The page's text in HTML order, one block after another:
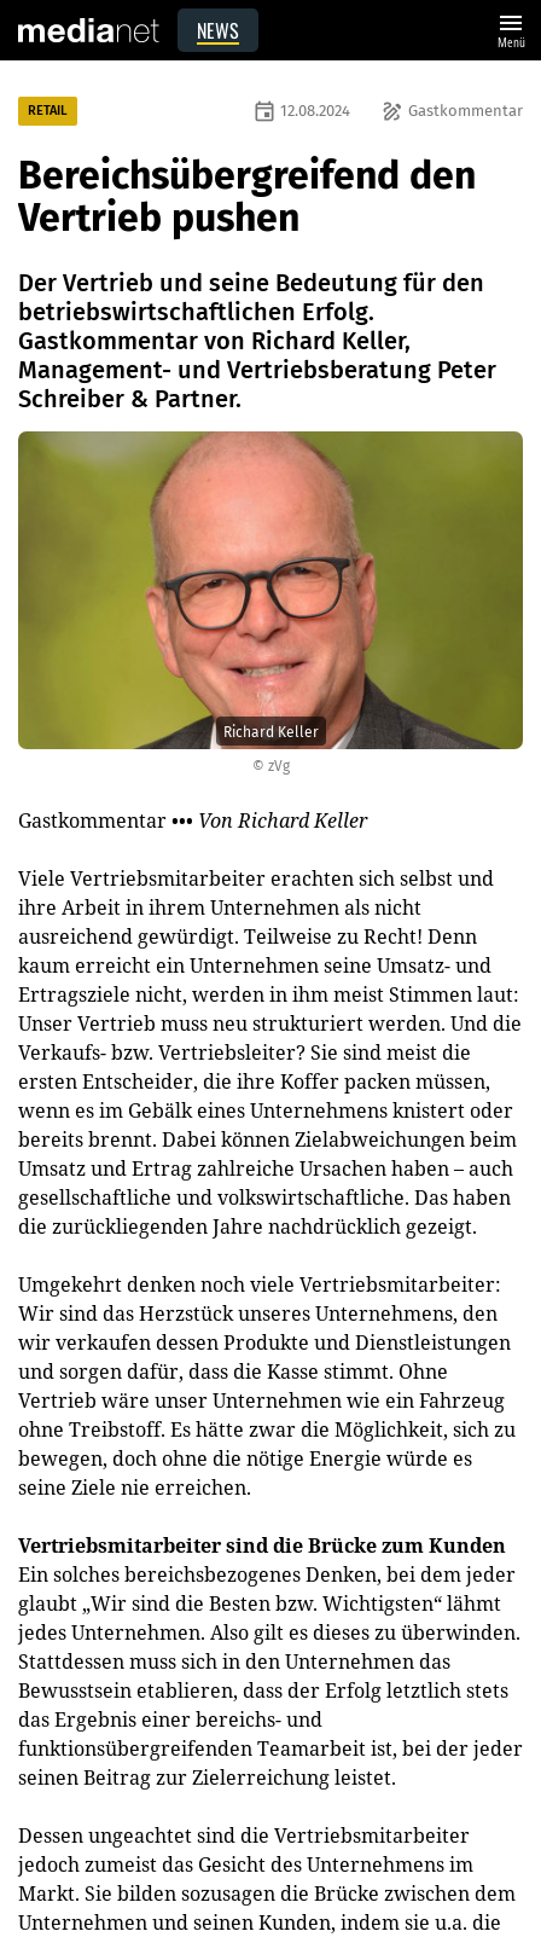
NEWS menu
Menü
© zVg
Richard Keller
RETAIL draw Gastkommentar
event 12.08.2024
Bereichsübergreifend den
Vertrieb pushen
Der Vertrieb und seine Bedeutung für den
betriebswirtschaftlichen Erfolg.
Gastkommentar von Richard Keller,
Management- und Vertriebsberatung Peter
Schreiber & Partner.
Gastkommentar ••• Von Richard Keller
Viele Vertriebsmitarbeiter erachten sich selbst und
ihre Arbeit in ihrem Unternehmen als nicht
ausreichend gewürdigt. Teilweise zu Recht! Denn
kaum erreicht ein Unternehmen seine Umsatz- und
Ertragsziele nicht, werden in ihm meist Stimmen laut:
Unser Vertrieb muss neu strukturiert werden. Und die
Verkaufs- bzw. Vertriebsleiter? Sie sind meist die
ersten Entscheider, die ihre Koffer packen müssen,
wenn es im Gebälk eines Unternehmens knistert oder
bereits brennt. Dabei können Zielabweichungen beim
Umsatz und Ertrag zahlreiche Ursachen haben – auch
gesellschaftliche und volkswirtschaftliche. Das haben
die zurückliegenden Jahre nachdrücklich gezeigt.
Umgekehrt denken noch viele Vertriebsmitarbeiter:
Wir sind das Herzstück unseres Unternehmens, den
wir verkaufen dessen Produkte und Dienstleistungen
und sorgen dafür, dass die Kasse stimmt. Ohne
Vertrieb wäre unser Unternehmen wie ein Fahrzeug
ohne Treibstoff. Es hätte zwar die Möglichkeit, sich zu
bewegen, doch ohne die nötige Energie würde es
seine Ziele nie erreichen.
Vertriebsmitarbeiter sind die Brücke zum Kunden
Ein solches bereichsbezogenes Denken, bei dem jeder
glaubt „Wir sind die Besten bzw. Wichtigsten“ lähmt
jedes Unternehmen. Also gilt es dieses zu überwinden.
Stattdessen muss sich in den Unternehmen das
Bewusstsein etablieren, dass der Erfolg letztlich stets
das Ergebnis einer bereichs- und
funktionsübergreifenden Teamarbeit ist, bei der jeder
seinen Beitrag zur Zielerreichung leistet.
Dessen ungeachtet sind die Vertriebsmitarbeiter
jedoch zumeist das Gesicht des Unternehmens im
Markt. Sie bilden sozusagen die Brücke zwischen dem
Unternehmen und seinen Kunden, indem sie u.a. die